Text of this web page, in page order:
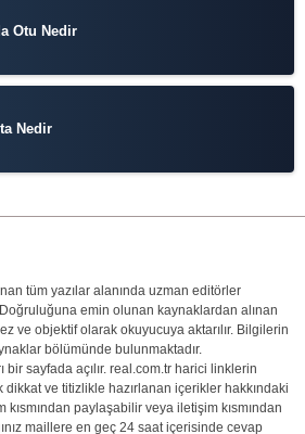
Otu Nedir
Nedir
tüm yazılar alanında uzman editörler
Doğruluğuna emin olunan kaynaklardan alınan
ve objektif olarak okuyucuya aktarılır. Bilgilerin
bölümünde bulunmaktadır.
sayfada açılır. real.com.tr harici linklerin
ve titizlikle hazırlanan içerikler hakkındaki
paylaşabilir veya iletişim kısmından
maillere en geç 24 saat içerisinde cevap